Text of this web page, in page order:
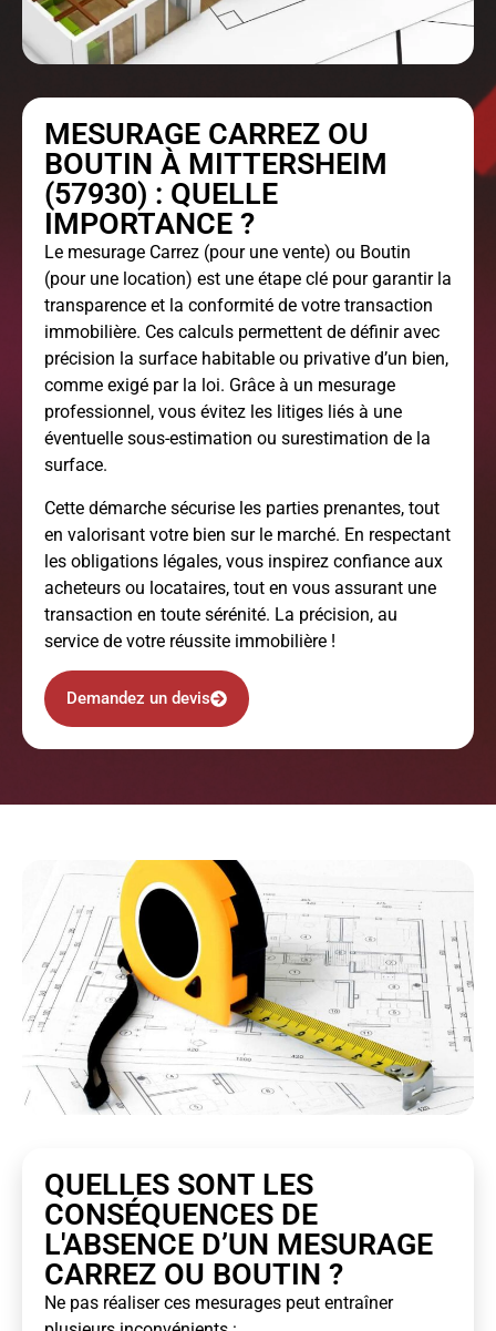
MESURAGE CARREZ OU
BOUTIN À MITTERSHEIM
(57930) : QUELLE
IMPORTANCE ?
Le mesurage Carrez (pour une vente) ou Boutin
(pour une location) est une étape clé pour garantir la
transparence et la conformité de votre transaction
immobilière. Ces calculs permettent de définir avec
précision la surface habitable ou privative d’un bien,
comme exigé par la loi. Grâce à un mesurage
professionnel, vous évitez les litiges liés à une
éventuelle sous-estimation ou surestimation de la
surface.
Cette démarche sécurise les parties prenantes, tout
en valorisant votre bien sur le marché. En respectant
les obligations légales, vous inspirez confiance aux
acheteurs ou locataires, tout en vous assurant une
transaction en toute sérénité. La précision, au
service de votre réussite immobilière !
Demandez un devis
QUELLES SONT LES
CONSÉQUENCES DE
L'ABSENCE D’UN MESURAGE
CARREZ OU BOUTIN ?
Ne pas réaliser ces mesurages peut entraîner